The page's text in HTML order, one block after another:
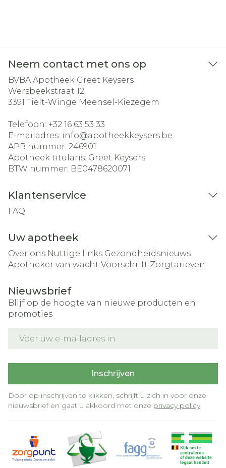
Neem contact met ons op
BVBA Apotheek Greet Keysers
Wersbeekstraat 12
3391 Tielt-Winge Meensel-Kiezegem
Telefoon: +32 16 63 53 33
E-mailadres: info@apotheekkeysers.be
APB nummer: 246901
Apotheek titularis: Greet Keysers
BTW nummer: BE0478620071
Klantenservice
FAQ
Uw apotheek
Over ons Nuttige links Gezondheidsnieuws
Apotheker van wacht Voorschrift Zorgtarieven
Nieuwsbrief
Blijf op de hoogte van nieuwe producten en
promoties
Inschrijven
Door op inschrijven te klikken, schrijft u zich in voor onze
nieuwsbrief en gaat u akkoord met onze privacy policy.